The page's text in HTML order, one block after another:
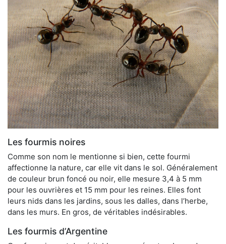
Les fourmis noires
Comme son nom le mentionne si bien, cette fourmi
affectionne la nature, car elle vit dans le sol. Généralement
de couleur brun foncé ou noir, elle mesure 3,4 à 5 mm
pour les ouvrières et 15 mm pour les reines. Elles font
leurs nids dans les jardins, sous les dalles, dans l’herbe,
dans les murs. En gros, de véritables indésirables.
Les fourmis d’Argentine